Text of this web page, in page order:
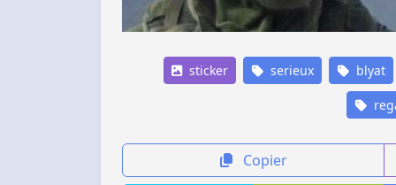
sticker serieux blyat
Copier